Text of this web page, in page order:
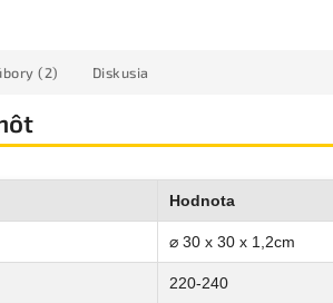
(2) Diskusia
Hodnota
⌀ 30 x 30 x 1,2cm
220-240